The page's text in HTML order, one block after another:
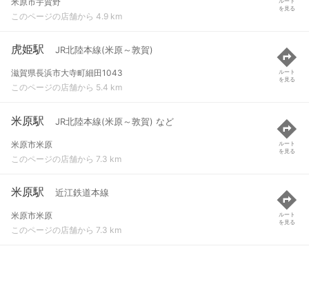
このページの店舗から 4.9 km
を見る
虎姫駅 JR北陸本線(米原～敦賀)
滋賀県長浜市大寺町細田1043
このページの店舗から 5.4 km
ルート
を見る
米原駅 JR北陸本線(米原～敦賀) など
米原市米原
このページの店舗から 7.3 km
ルート
を見る
米原駅 近江鉄道本線
米原市米原
このページの店舗から 7.3 km
ルート
を見る